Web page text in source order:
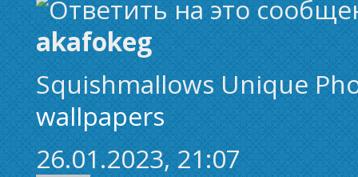
akafokeg
Squishmallows Unique
wallpapers
26.01.2023, 21:07